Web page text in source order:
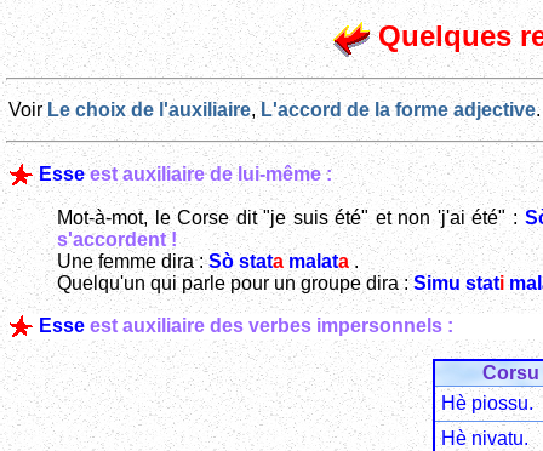
Quelques
Voir Le choix de l'auxiliaire, L'accord de la forme adjective.
Esseest auxiliaire de lui-même :
Mot-à-mot, le Corse dit "je suis été" et non 'j'ai été" :
s'accordent !
Une femme dira :Sò statamalata .
Quelqu'un qui parle pour un groupe dira :Simu stati
Esse est auxiliaire des verbes impersonnels :
Corsu
Hè piossu.
Hè nivatu.